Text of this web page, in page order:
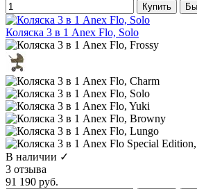
Купить
Коляска 3 в 1 Anex Flo, Solo
В наличии ✓
3 отзыва
91 190 руб.